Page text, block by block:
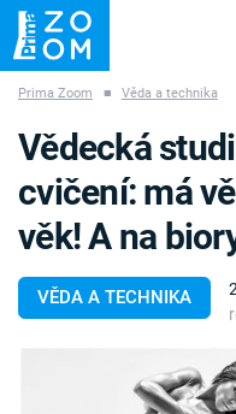
ZÁHADY VETŘELCI
Témata
Prima Zoom ■ Věda a technika
VĚDA A TECHNIKA
Vědecká
cvičení: má
věk! A na